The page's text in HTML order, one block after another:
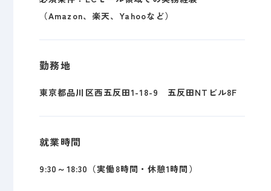
（Amazon、楽天、Yahooなど）
勤務地
東京都品川区西五反田1-18-9 五反田NTビル8F
就業時間
9:30～18:30（実働8時間・休憩1時間）